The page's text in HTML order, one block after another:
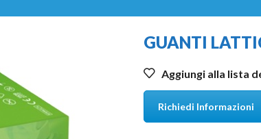
GUANTI
Aggiungi alla lista
Richiedi Informazioni